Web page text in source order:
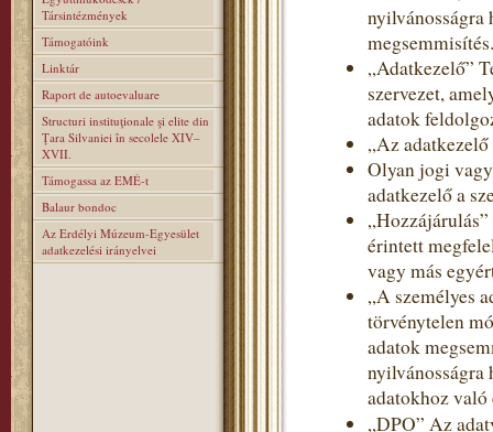
Társintézmények
Támogatóink
Linktár
Raport de autoevaluare
Structuri instituţionale şi elite din
Ţara Silvaniei în secolele XIV–
XVII.
Támogassa az EMÉ-t
Balaur bondoc
Az Erdélyi Múzeum-Egyesület
adatkezelési irányelvei
nyilvánosságra
megsemmisítés.
„Adatkezelő”
szervezet,
adatok
„Az
Olyan jogi
adatkezelő a
érintett
vagy más
„A személyes
törvénytelen
adatok
nyilvánosságra
adatokhoz
„DPO” Az